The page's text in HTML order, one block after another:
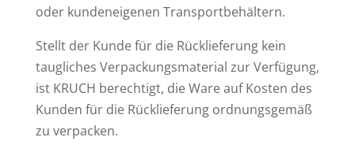
oder kundeneigenen Transportbehältern.
Stellt der Kunde für die Rücklieferung kein
taugliches Verpackungsmaterial zur Verfügung,
ist KRUCH berechtigt, die Ware auf Kosten des
Kunden für die Rücklieferung ordnungsgemäß
zu verpacken.